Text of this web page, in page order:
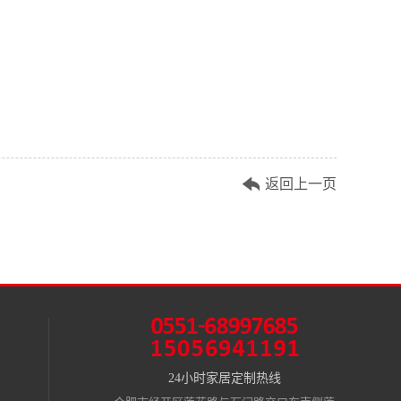
返回上一页
24小时家居定制热线